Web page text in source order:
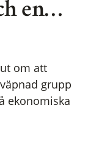
en…
om att
grupp
ekonomiska